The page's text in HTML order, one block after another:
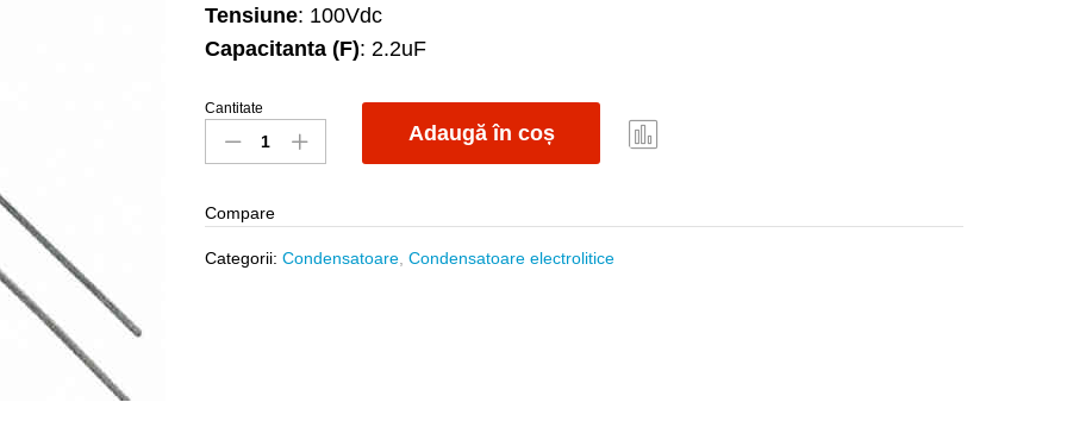
Tensiune: 100Vdc
Capacitanta (F): 2.2uF
C
2.2uF/100Vdc
105grdC
Aishi
Cantitate
Adaugă în coș
Compare
Categorii:Condensatoare ,Condensatoare electrolitice